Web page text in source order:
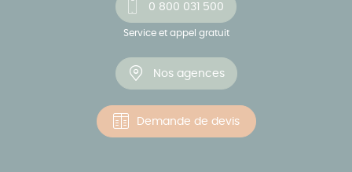
0 800 031 500
Service et appel gratuit
Nos agences
Demande de devis